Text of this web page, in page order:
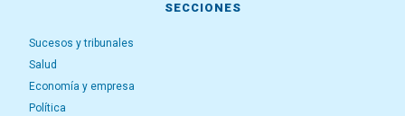
SECCIONES
Sucesos y tribunales
Salud
Economía y empresa
Política